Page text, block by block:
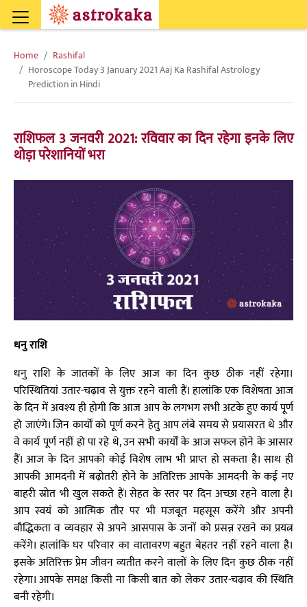
Home
Rashifal
Horoscope Today 3 January 2021 Aaj Ka Rashifal Astrology
Prediction in Hindi
राशिफल 3 जनवरी 2021: रविवार का दिन रहेगा इनके लिए
थोड़ा परेशानियों भरा
धनु राशि
धनु राशि के जातकों के लिए आज का दिन कुछ ठीक नहीं रहेगा।
परिस्थितियां उतार-चढ़ाव से युक्त रहने वाली हैं। हालांकि एक विशेषता आज
के दिन में अवश्य ही होगी कि आज आप के लगभग सभी अटके हुए कार्य पूर्ण
हो जाएंगे। जिन कार्यों को पूर्ण करने हेतु आप लंबे समय से प्रयासरत थे और
वे कार्य पूर्ण नहीं हो पा रहे थे, उन सभी कार्यों के आज सफल होने के आसार
हैं। आज के दिन आपको कोई विशेष लाभ भी प्राप्त हो सकता है। साथ ही
आपकी आमदनी में बढ़ोतरी होने के अतिरिक्त आपके आमदनी के कई नए
बाहरी स्रोत भी खुल सकते हैं। सेहत के स्तर पर दिन अच्छा रहने वाला है।
आप स्वयं को आत्मिक तौर पर भी मजबूत महसूस करेंगे और अपनी
बौद्धिकता व व्यवहार से अपने आसपास के जनों को प्रसन्न रखने का प्रयत्न
करेंगे। हालांकि घर परिवार का वातावरण बहुत बेहतर नहीं रहने वाला है।
इसके अतिरिक्त प्रेम जीवन व्यतीत करने वालों के लिए दिन कुछ ठीक नहीं
रहेगा। आपके समक्ष किसी ना किसी बात को लेकर उतार-चढ़ाव की स्थिति
बनी रहेगी।